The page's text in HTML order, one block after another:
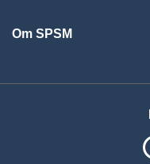
Om SPSM